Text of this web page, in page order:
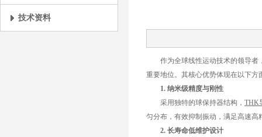
技术资料
作为全球线性运动技术的领导者
重要地位。其核心优势体现在以下方
1. 纳米级精度与刚性
采用独特的球保持器结构， THK
匀分布，有效抑制振动，满足高速高
2. 长寿命低维护设计